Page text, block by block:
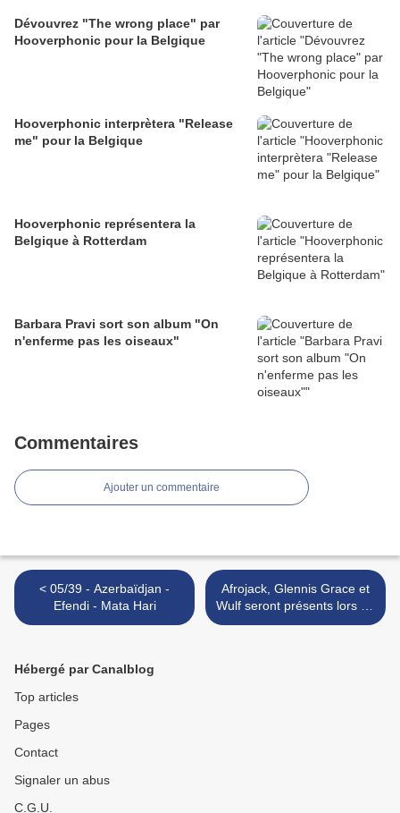
Dévouvrez "The wrong place" par
Hooverphonic pour la Belgique
Hooverphonic interprètera "Release
me" pour la Belgique
Hooverphonic représentera la
Belgique à Rotterdam
Barbara Pravi sort son album "On
n'enferme pas les oiseaux"
Commentaires
Ajouter un commentaire
< 05/39 - Azerbaïdjan -
Efendi - Mata Hari
Afrojack, Glennis Grace et
Wulf seront présents lors de
l'entracte de la finale de
Hébergé par Canalblog
Top articles
Pages
Contact
Signaler un abus
C.G.U.